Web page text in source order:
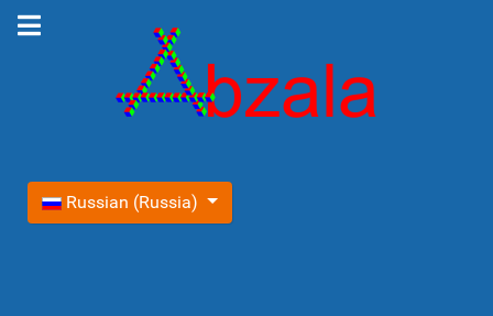
Выберите язык
Russian (Russia)